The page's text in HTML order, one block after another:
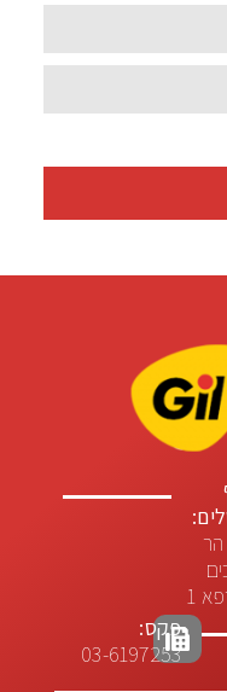
הר
1
פקס:
03-6197253